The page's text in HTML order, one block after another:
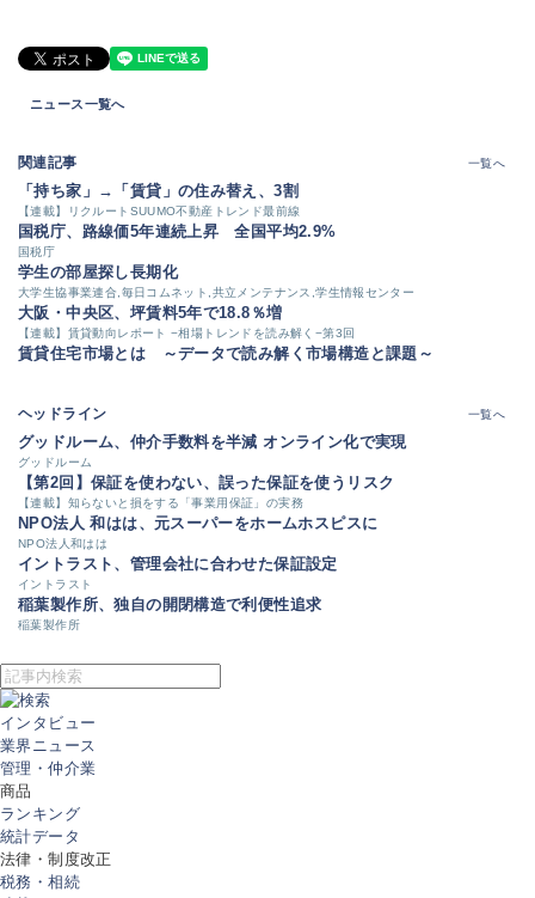
ニュース一覧へ
関連記事 一覧へ
「持ち家」→「賃貸」の住み替え、3割
【連載】リクルートSUUMO不動産トレンド最前線
国税庁、路線価5年連続上昇 全国平均2.9%
国税庁
学生の部屋探し長期化
大学生協事業連合,毎日コムネット,共立メンテナンス,学生情報センター
大阪・中央区、坪賃料5年で18.8％増
【連載】賃貸動向レポート −相場トレンドを読み解く−第3回
賃貸住宅市場とは ～データで読み解く市場構造と課題～
ヘッドライン 一覧へ
グッドルーム、仲介手数料を半減 オンライン化で実現
グッドルーム
【第2回】保証を使わない、誤った保証を使うリスク
【連載】知らないと損をする「事業用保証」の実務
NPO法人 和はは、元スーパーをホームホスピスに
NPO法人和はは
イントラスト、管理会社に合わせた保証設定
イントラスト
稲葉製作所、独自の開閉構造で利便性追求
稲葉製作所
インタビュー
業界ニュース
管理・仲介業
商品
ランキング
統計データ
法律・制度改正
税務・相続